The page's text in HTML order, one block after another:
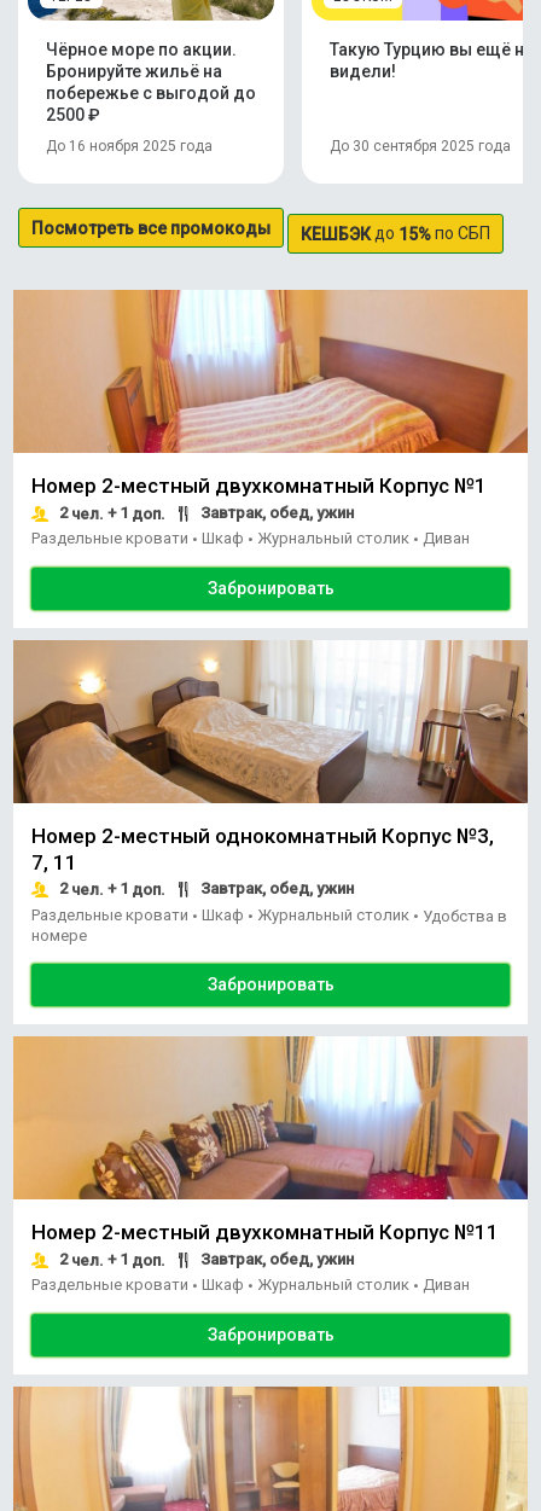
Чёрное море по акции.
Бронируйте жильё на
побережье с выгодой до
2500 ₽
До 16 ноября 2025 года
Такую Турцию вы ещё не
видели!
До 30 сентября 2025 года
Посмотреть все промокоды КЕШБЭКдо 15%по СБП
Номер 2-местный двухкомнатный Корпус №1
2чел. + 1 доп.
Завтрак, обед, ужин
Раздельные кровати • Шкаф • Журнальный столик • Диван
Забронировать
Номер 2-местный однокомнатный Корпус №3,
7, 11
2чел. + 1 доп.
Завтрак, обед, ужин
Раздельные кровати • Шкаф • Журнальный столик • Удобства в
номере
Забронировать
Номер 2-местный двухкомнатный Корпус №11
2чел. + 1 доп.
Завтрак, обед, ужин
Раздельные кровати • Шкаф • Журнальный столик • Диван
Забронировать